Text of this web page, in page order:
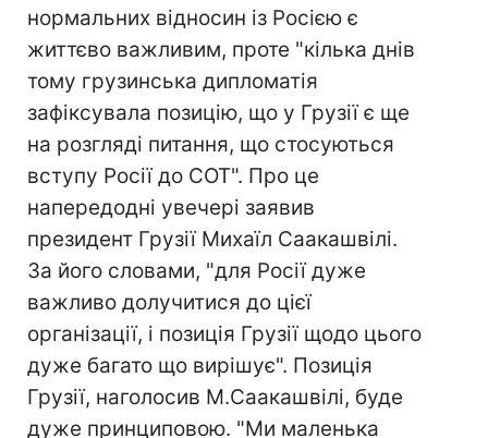
нормальних відносин із Росією є
життєво важливим, проте "кілька днів
тому грузинська дипломатія
зафіксувала позицію, що у Грузії є ще
на розгляді питання, що стосуються
вступу Росії до СОТ". Про це
напередодні увечері заявив
президент Грузії Михаїл Саакашвілі.
За його словами, "для Росії дуже
важливо долучитися до цієї
організації, і позиція Грузії щодо цього
дуже багато що вирішує". Позиція
Грузії, наголосив М.Саакашвілі, буде
дуже принциповою. "Ми маленька